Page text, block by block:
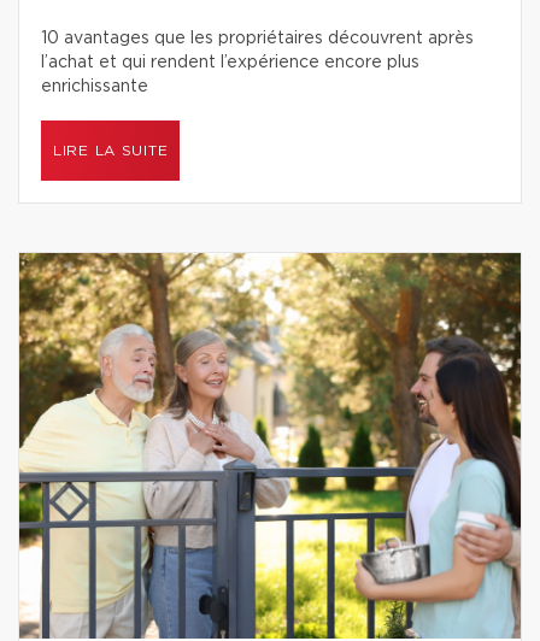
10 avantages que les propriétaires découvrent après
l’achat et qui rendent l’expérience encore plus
enrichissante
LIRE LA SUITE